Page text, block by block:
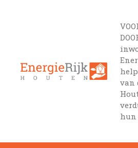
van
hun